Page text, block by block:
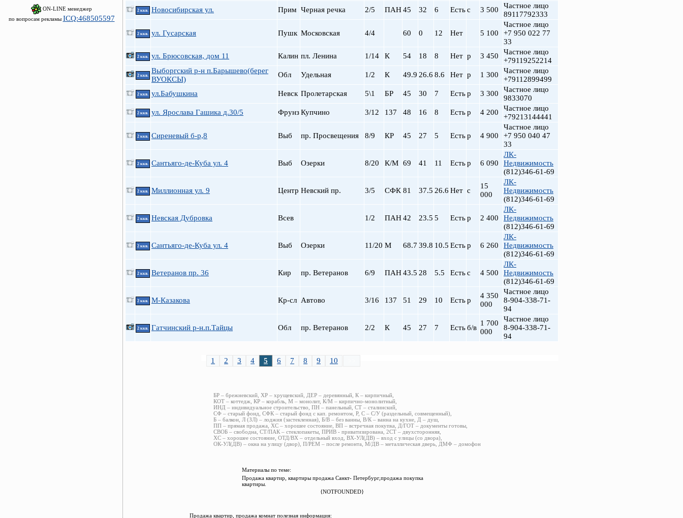
ON-LINE менеджер
по вопросам рекламы ICQ:468505597
2 ккв. Новосибирская ул. Прим Черная речка 2/5 ПАН45 32 6 Естьс 3 500
Частное лицо
89117792333
2 ккв. ул. Гусарская Пушк Московская 4/4 60 0 12 Нет 5 100
Частное лицо
+7 950 022 77
33
2 ккв. ул. Брюсовская, дом 11 Калин пл. Ленина 1/14 К 54 18 8 Нет р 3 450
Частное лицо
+79119252214
2 ккв.
Выборгский р-н п.Барышево(берег
ВУОКСЫ)
Обл Удельная 1/2 К 49.9 26.6 8.6 Нет р 1 300
Частное лицо
+79112899499
2 ккв. ул.Бабушкина Невск Пролетарская 5\1 БР 45 30 7 Естьр 3 300
Частное лицо
9833070
2 ккв. ул. Ярослава Гашика д.30/5 ФрунзКупчино 3/12 137 48 16 8 Естьр 4 200
Частное лицо
+79213144441
2 ккв. Сиреневый б-р,8 Выб пр. Просвещения 8/9 КР 45 27 5 Естьр 4 900
Частное лицо
+7 950 040 47
33
2 ккв. Сантьяго-де-Куба ул. 4 Выб Озерки 8/20 К/М 69 41 11 Естьр 6 090
ЛК-
Недвижимость
(812)346-61-69
2 ккв. Миллионная ул. 9 Центр Невский пр. 3/5 СФК 81 37.5 26.6 Нет с
15
000
ЛК-
Недвижимость
(812)346-61-69
2 ккв. Невская Дубровка Всев 1/2 ПАН42 23.5 5 Естьр 2 400
ЛК-
Недвижимость
(812)346-61-69
2 ккв. Сантьяго-де-Куба ул. 4 Выб Озерки 11/20 М 68.7 39.8 10.5 Естьр 6 260
ЛК-
Недвижимость
(812)346-61-69
2 ккв. Ветеранов пр. 36 Кир пр. Ветеранов 6/9 ПАН43.5 28 5.5 Естьс 4 500
ЛК-
Недвижимость
(812)346-61-69
2 ккв. М-Казакова Кр-сл Автово 3/16 137 51 29 10 Естьр
4 350
000
Частное лицо
8-904-338-71-
94
2 ккв. Гатчинский р-н.п.Тайцы Обл пр. Ветеранов 2/2 К 45 27 7 Естьб/в
1 700
000
Частное лицо
8-904-338-71-
94
1 2 3 4 5 6 7 8 9 10
БР – брежневский, ХР – хрущевский, ДЕР – деревянный, К – кирпичный,
КОТ – коттедж, КР – корабль, М – монолит, К/М – кирпично-монолитный,
ИНД – индивидуальное строительство, ПН – панельный, СТ – сталинский,
СФ – старый фонд, СФК – старый фонд с кап. ремонтом, Р, С – С/У (раздельный, совмещенный),
Б – балкон, Л (ЗЛ) – лоджия (застекленная), Б/В – без ванны, В/К – ванна на кухне, Д – душ,
ПП – прямая продажа, ХС – хорошее состояние, ВП – встречная покупка, Д/ГОТ – документы готовы,
СВОБ – свободна, СТ/ПАК – стеклопакеты, ПРИВ - приватизирована, 2СТ – двухсторонняя,
ХС – хорошее состояние, ОТД/ВХ – отдельный вход, ВХ-УЛ(ДВ) – вход с улицы (со двора),
ОК-УЛ(ДВ) – окна на улицу (двор), П/РЕМ – после ремонта, М/ДВ – металлическая дверь, ДМФ – домофон
Материалы по теме:
Продажа квартир, квартиры продажа Санкт- Петербург,продажа покупка
квартиры.
{NOTFOUNDED}
Продажа квартир, продажа комнат полезная информация: